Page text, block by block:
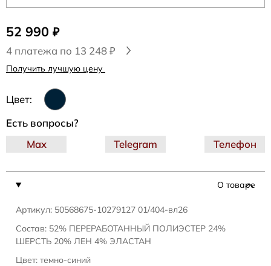
52 990 ₽
4 платежа по 13 248 ₽
Получить лучшую цену
Цвет:
О товаре
Артикул: 50568675-10279127 01/404-вл26
Состав: 52% ПЕРЕРАБОТАННЫЙ ПОЛИЭСТЕР 24%
ШЕРСТЬ 20% ЛЕН 4% ЭЛАСТАН
Цвет: темно-синий
Есть вопросы?
Telegram
Max Телефон